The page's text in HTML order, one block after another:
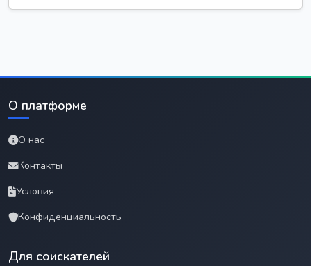
О платформе
О нас
Контакты
Условия
Конфиденциальность
Для соискателей